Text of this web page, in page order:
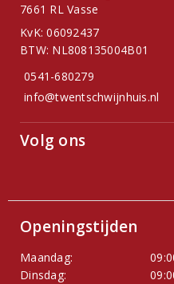
7661 RL Vasse
KvK: 06092437
BTW: NL808135004B01
0541-680279
info@twentschwijnhuis.nl
Volg ons
Openingstijden
Maandag:
Dinsdag: